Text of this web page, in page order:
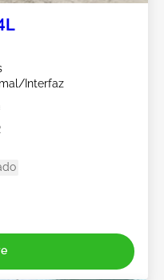
Interfaz